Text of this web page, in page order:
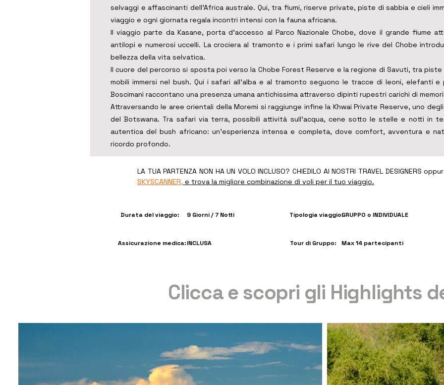
selvaggi e affascinanti dell’Africa australe. Qui, tra fiumi, riserve private, piste di sabbia e cieli
viaggio e ogni giornata regala incontri intensi con la fauna africana.
Il viaggio parte da Kasane, porta d’accesso al Parco Nazionale Chobe, dove il grande fiume
antilopi e numerosi uccelli. La crociera al tramonto e i primi safari lungo le rive del Chobe
bellezza della vita selvatica.
Il cuore del percorso si sposta poi verso la Chobe Forest Reserve e la regione di Savuti, tra piste
mobili immersi nel bush. Qui i safari all’alba e al tramonto seguono le tracce di leoni, elefanti
Boscimani raccontano una presenza umana antichissima attraverso dipinti rupestri carichi di
Attraversando le aree orientali della Moremi si raggiunge infine la Khwai Private Reserve, uno
del Botswana. Tra safari via terra, possibili attività sull’acqua, cene sotto le stelle e notti in
autentica del bush africano: un’esperienza intensa e completa, dove comfort, avventura e
ricordo profondo.
LA TUA PARTENZA NON HA UN VOLO INCLUSO? CHIEDILO AI NOSTRI TRAVEL DESIGNERS
SKYSCANNER, e trova la migliore combinazione di voli per il tuo viaggio.
Durata del viaggio: 9 Giorni / 7 Notti Tipologia viaggio:GRUPPO o INDIVIDUALE
Assicurazione medica:INCLUSA Tour di Gruppo: Max 14 partecipanti
Clicca e scopri gli Highlights